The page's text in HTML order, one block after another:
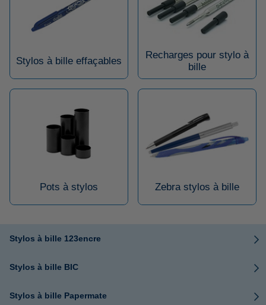
Stylos à bille effaçables
Recharges pour stylo à
bille
Pots à stylos Zebra stylos à bille
Stylos à bille 123encre
Stylos à bille BIC
Stylos à bille Papermate